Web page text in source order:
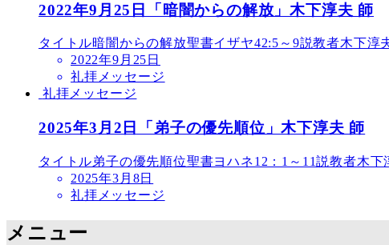
2022年9月25日「暗闇からの解放」木下淳夫 師
タイトル暗闇からの解放聖書イザヤ42:5～9説教者木
2022年9月25日
礼拝メッセージ
礼拝メッセージ
2025年3月2日「弟子の優先順位」木下淳夫 師
タイトル弟子の優先順位聖書ヨハネ12：1～11説教者木
2025年3月8日
礼拝メッセージ
メニュー